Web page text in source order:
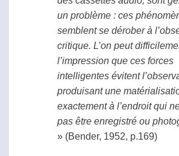
un problème : ces
semblent se dérober à
critique. L’on peut
l’impression que ces forces
intelligentes évitent
produisant une
exactement à l’endroit qui
pas être enregistré ou
» (Bender, 1952, p.169)